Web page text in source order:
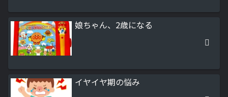
娘ちゃん、2歳になる
イヤイヤ期の悩み